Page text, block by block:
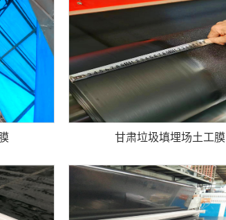
甘肃垃圾填埋场土工膜